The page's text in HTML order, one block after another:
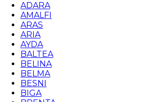
ADARA
AMALFI
ARAS
ARIA
AYDA
BALTEA
BELINA
BELMA
BESNI
BIGA